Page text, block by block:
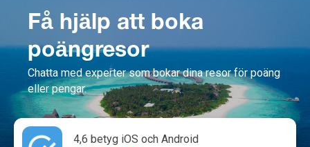
Få hjälp att boka
poängresor
Chatta med experter som bokar dina resor för poäng
eller pengar.
4,6 betyg iOS och Android